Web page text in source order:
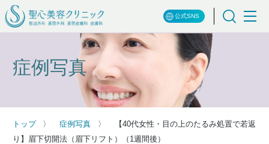
公式SNS
症例写真
トップ 症例写真
【40代女性・目の上のたるみ処置で若返
り】眉下切開法（眉下リフト）（1週間後）